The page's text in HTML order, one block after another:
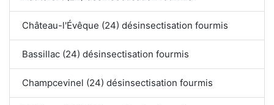
Château-l'Évêque (24) désinsectisation fourmis
Bassillac (24) désinsectisation fourmis
Champcevinel (24) désinsectisation fourmis